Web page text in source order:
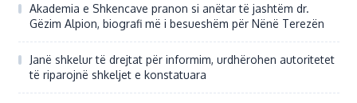
Akademia e Shkencave pranon si anëtar të jashtëm dr.
Gëzim Alpion, biografi më i besueshëm për Nënë Terezën
Janë shkelur të drejtat për informim, urdhërohen autoritetet
të riparojnë shkeljet e konstatuara